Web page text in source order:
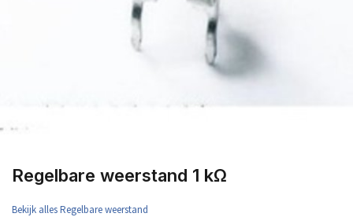
Regelbare weerstand 1 kΩ
Bekijk alles Regelbare weerstand